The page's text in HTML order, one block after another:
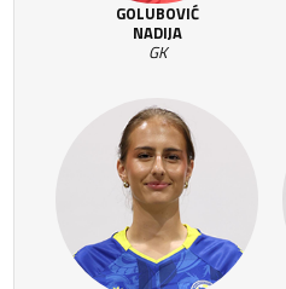
GOLUBOVIĆ
NADIJA
GK